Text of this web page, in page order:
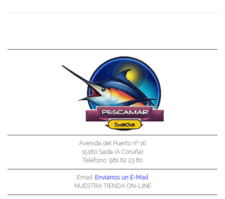
Avenida del Puerto nº 16
15160 Sada (A Coruña)
Teléfono: 981 62 23 80
Email: Envíanos un E-Mail
NUESTRA TIENDA ON-LINE